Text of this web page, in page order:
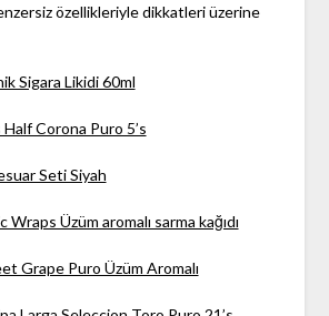
özellikleriyle dikkatleri üzerine
Sigara Likidi 60ml
Corona Puro 5’s
Seti Siyah
Üzüm aromalı sarma kağıdı
Grape Puro Üzüm Aromalı